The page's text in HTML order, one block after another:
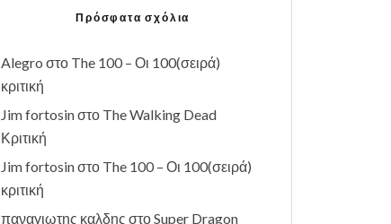
Πρόσφατα σχόλια
Alegro στο The 100 – Οι 100(σειρά)
κριτική
Jim fortosinστο The Walking Dead
Κριτική
Jim fortosinστο The 100 – Οι 100(σειρά)
κριτική
παναγιωτης καλδης στοSuper Dragon